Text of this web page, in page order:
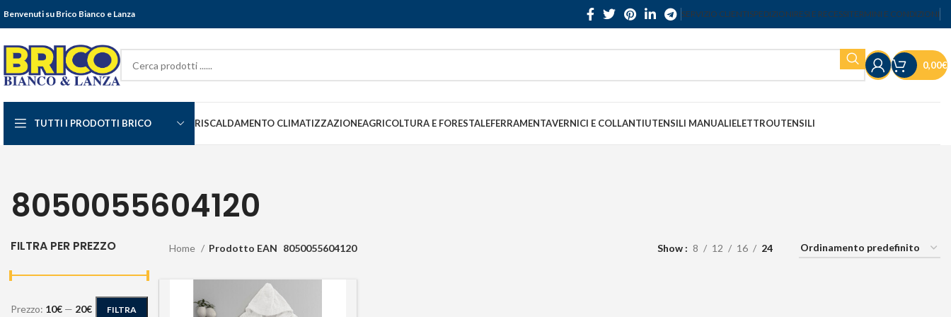
Benvenuti su Brico Bianco e Lanza SERVIZIO CLIENTISPEDIZIONIRESI E RECESSITERMINI E CONDIZIONI
0,00€
TUTTI I PRODOTTI BRICO RISCALDAMENTO CLIMATIZZAZIONEAGRICOLTURA E FORESTALEFERRAMENTAVERNICI E COLLANTIUTENSILI MANUALIELETTROUTENSILI
8050055604120
FILTRA PER PREZZO
FILTRA
Prezzo: 10€ — 20€
Home Prodotto EAN 8050055604120 Show 8 12 16 24